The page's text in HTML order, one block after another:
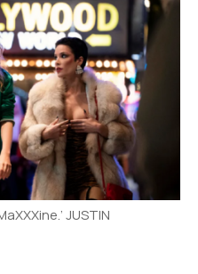
JUSTIN